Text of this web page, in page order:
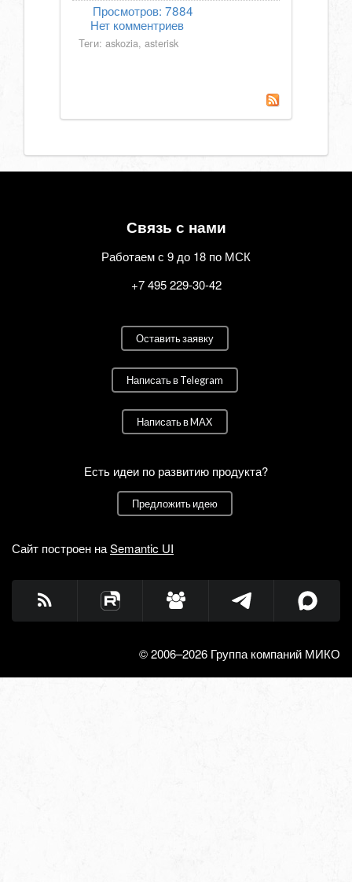
Просмотров: 7884
Нет комментриев
Теги: askozia, asterisk
Связь с нами
Работаем с 9 до 18 по МСК
+7 495 229-30-42
Оставить заявку
Написать в Telegram
Написать в MAX
Есть идеи по развитию продукта?
Предложить идею
Сайт построен наSemantic UI
© 2006–2026 Группа компаний МИКО